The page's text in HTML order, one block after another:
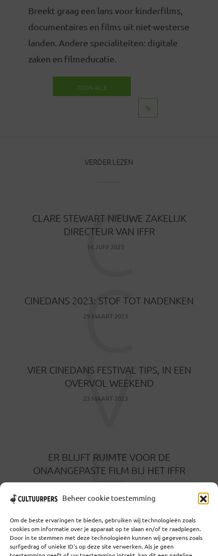
Beheer cookie toestemming
Om de beste ervaringen te bieden, gebruiken wij technologieën zoals
cookies om informatie over je apparaat op te slaan en/of te raadplegen.
Door in te stemmen met deze technologieën kunnen wij gegevens zoals
surfgedrag of unieke ID's op deze site verwerken. Als je geen
Breekt graag een lans voor kinderfilms,
documentaires en films uit niet-westerse
landen. Andere specialiteiten: digitale
zaken en filmeducatie.
TOON ALLE
VERDER LEZEN
CLARE STEWART NIEUWE ZAKELIJK
DIRECTEUR VAN IFFR
14 JUNI 2023
C
CINEDANS 2023: STOF TOT NADENKEN
29 MAART 2023
C
VIER CINEDANS FESTIVAL TIPS, IN EEN
OVERVOL WEEKEND
23 MAART 2023
V
ER BLIJFT RUIMTE VOOR DE
ONAANGEPASTE FILM BIJ HET IFFR
E